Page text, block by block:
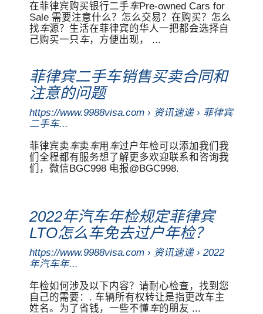
在菲律宾购买银行二手车Pre-owned Cars for
Sale 需要注意什么？怎么交易？在购买？怎么
找车源？生活在菲律宾的华人一把都会选择自
己购买一只 车，方便出现， ...
菲律宾二手车销售买卖合同和
注意的问题
https://www.9988visa.com › 资讯速递 › 菲律宾
二手车...
菲律宾卖车卖车用 车过户年检可以添加我们我
们全程都有服务想了解更多欢迎联系和咨询我
们，微信BGC998 电报@BGC998.
2022年汽车年检规定菲律宾
LTO怎么车免去过户年检？
https://www.9988visa.com › 资讯速递 › 2022
年汽车年...
年检如何涉及以下内容？请耐心检查，找到您
自己的需要：. 车辆所有权转让是指更改车主
姓名。为了省钱，一些不懂车的朋友 ...